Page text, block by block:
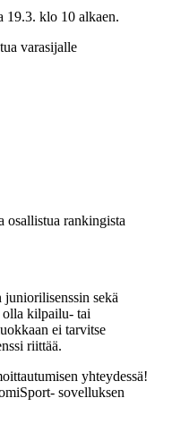
19.3. klo 10 alkaen.
varasijalle
osallistua rankingista
sekä
olla kilpailu- tai
ei tarvitse
riittää.
yhteydessä!
sovelluksen